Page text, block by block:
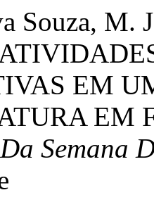
Souza, M.
EM
EM
Semana